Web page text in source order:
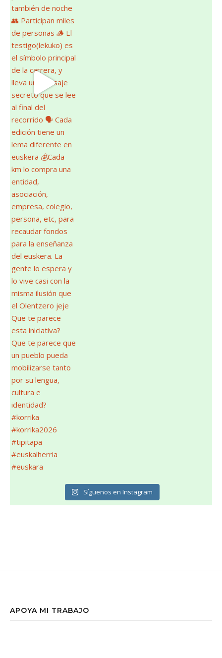
Síguenos en Instagram
APOYA MI TRABAJO